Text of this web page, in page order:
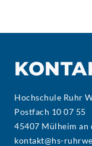
Hochschule Ruhr
Postfach 10 07 55
45407 Mülheim an
kontakt@hs-